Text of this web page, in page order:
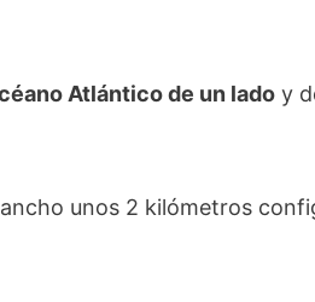
Atlántico de un lado y
unos 2 kilómetros